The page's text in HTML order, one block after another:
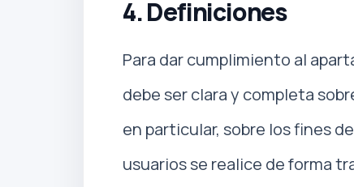
4. Definiciones
Para dar cumplimiento al
debe ser clara y completa
en particular, sobre los fines
usuarios se realice de forma